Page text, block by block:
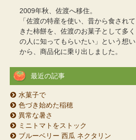
2009年秋、佐渡へ移住。
「佐渡の特産を使い、昔から食されて
きた柿餅を、佐渡のお菓子として多く
の人に知ってもらいたい」という想い
から、商品化に乗り出しました。
最近の記事
水菓子で
色づき始めた稲穂
異常な暑さ
ミニトマトをストック
ブルーベリー 西瓜 ネクタリン